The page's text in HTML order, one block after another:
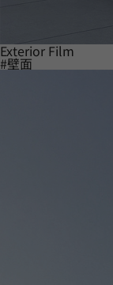
Exterior Film
#壁面